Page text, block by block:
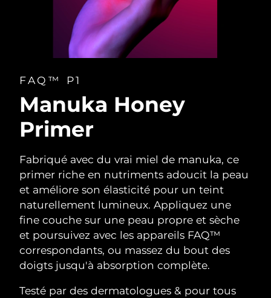
FAQ™ P1
Manuka Honey
Primer
Fabriqué avec du vrai miel de manuka, ce
primer riche en nutriments adoucit la peau
et améliore son élasticité pour un teint
naturellement lumineux. Appliquez une
fine couche sur une peau propre et sèche
et poursuivez avec les appareils FAQ™
correspondants, ou massez du bout des
doigts jusqu'à absorption complète.
Testé par des dermatologues & pour tous